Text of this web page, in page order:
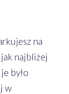
na
najbliżej
było
w